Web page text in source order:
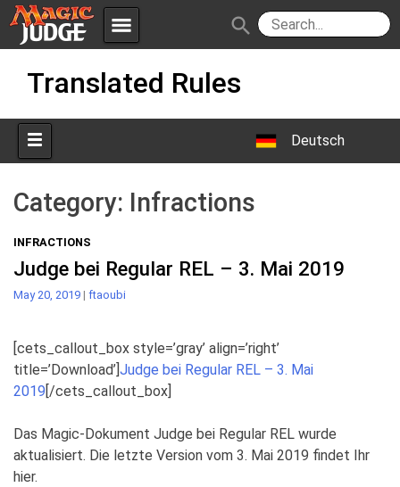
menu
JudgeApps
Forum
Judges
Policies IPG
JAR
search
Translated Rules
Deutsch
Category: Infractions
INFRACTIONS
Judge bei Regular REL – 3. Mai 2019
May 20, 2019 | ftaoubi
[cets_callout_box style=’gray’ align=’right’
title=’Download’] Judge bei Regular REL – 3. Mai
2019 [/cets_callout_box]
Das Magic-Dokument Judge bei Regular REL wurde
aktualisiert. Die letzte Version vom 3. Mai 2019 findet Ihr
hier.